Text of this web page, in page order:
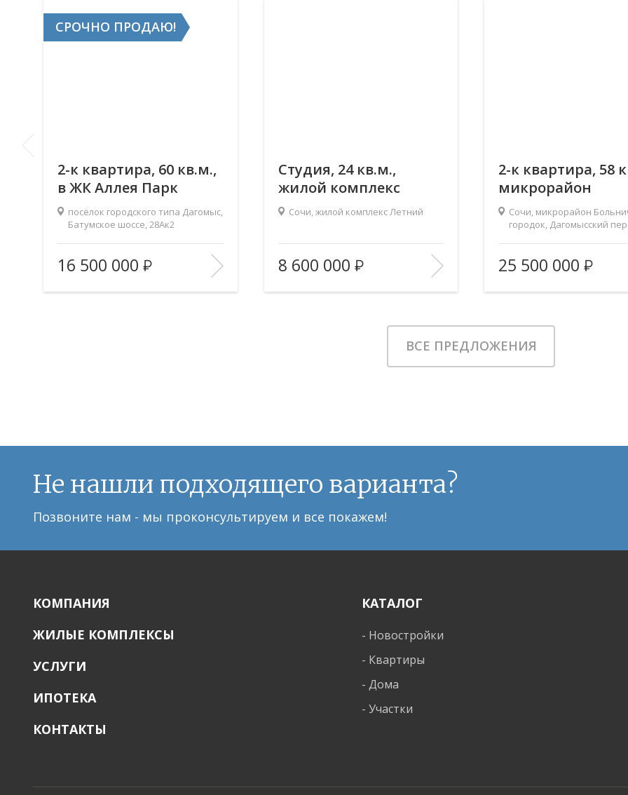
СРОЧНО ПРОДАЮ!
2-к квартира, 60 кв.м.,
в ЖК Аллея Парк
посёлок городского типа Дагомыс,
Батумское шоссе, 28Ак2
Вид из окон:
—
Ремонт:
Евроремонт
В ИЗБРАННОЕ
16 500 000
Студия, 24 кв.м.,
жилой комплекс
Летний
Сочи, жилой комплекс Летний
Вид из окон:
во двор
Ремонт:
Евроремонт
В ИЗБРАННОЕ
8 600 000
2-к квартира, 58
микрорайон
Больничный
Дагомысский
переулок, 18к1
Сочи, микрорайон
городок, Дагомысский
Вид из окон:
Ремонт:
В ИЗБРАННОЕ
25 500 000
ВСЕ ПРЕДЛОЖЕНИЯ
Не нашли подходящего варианта?
Позвоните нам - мы проконсультируем и все покажем!
КОМПАНИЯ
ЖИЛЫЕ КОМПЛЕКСЫ
УСЛУГИ
ИПОТЕКА
КОНТАКТЫ
КАТАЛОГ
- Новостройки
- Квартиры
-Дома
-Участки